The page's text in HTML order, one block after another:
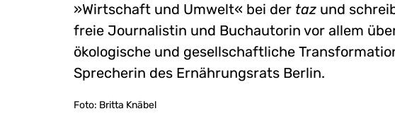
»Wirtschaft und Umwelt« bei der taz und
freie Journalistin und Buchautorin vor allem
ökologische und gesellschaftliche
Sprecherin des Ernährungsrats Berlin.
Foto: Britta Knäbel